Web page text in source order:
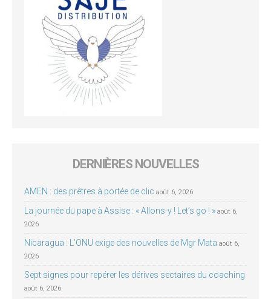
DERNIÈRES NOUVELLES
AMEN : des prêtres à portée de clic août 6, 2026
La journée du pape à Assise : « Allons-y ! Let’s go ! » août 6,
2026
Nicaragua : L’ONU exige des nouvelles de Mgr Mata août 6,
2026
Sept signes pour repérer les dérives sectaires du coaching
août 6, 2026